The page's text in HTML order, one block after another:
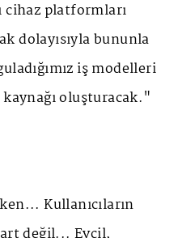
cihaz platformları
dolayısıyla bununla
iş modelleri
oluşturacak."
Kullanıcıların